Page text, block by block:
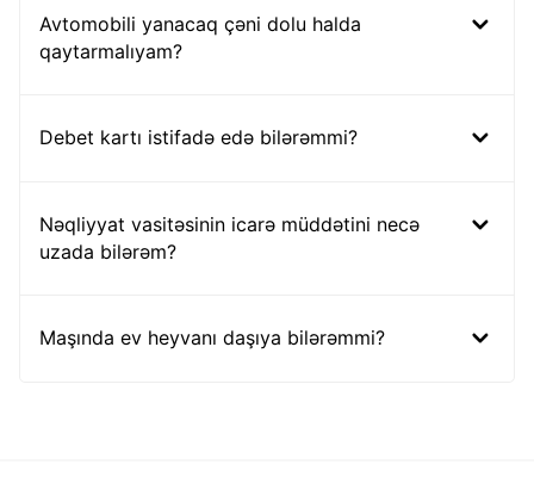
Avtomobili yanacaq çəni dolu halda
qaytarmalıyam?
Debet kartı istifadə edə bilərəmmi?
Nəqliyyat vasitəsinin icarə müddətini necə
uzada bilərəm?
Maşında ev heyvanı daşıya bilərəmmi?